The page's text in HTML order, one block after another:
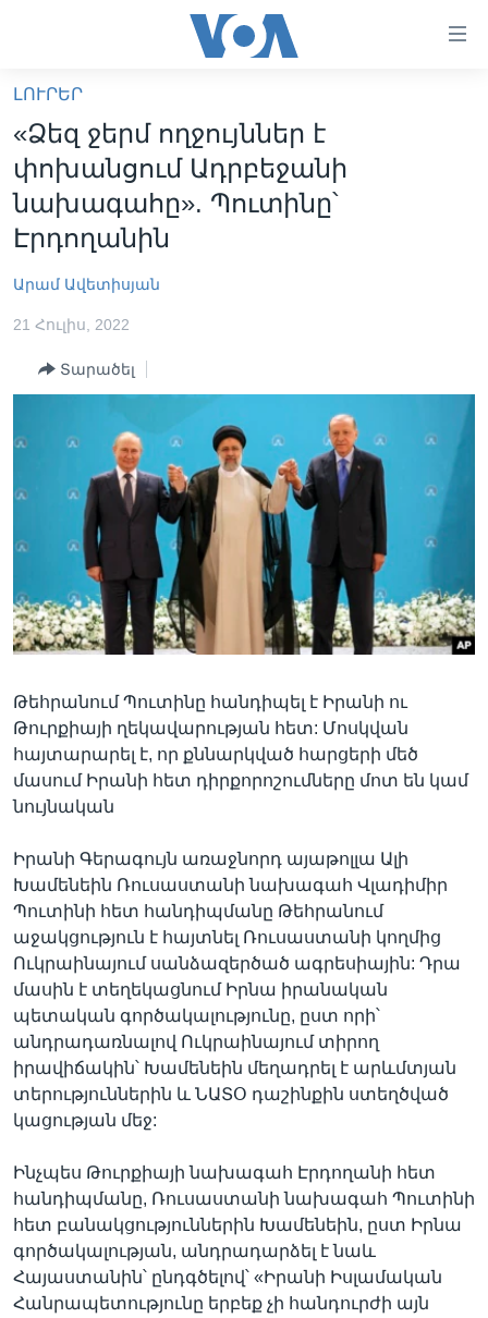
հիմնական
բովանդակությանը
անցնել
հիմնական
բովանդակությանը
հիմնական
ԼՈՒՐԵՐ
ՍՓՅՈՒՌՔ
ՏԵՍԱՆՅՈՒԹԵՐ
ԿԱՊ ՄԵԶ ՀԵՏ
ՀԵՏԵՒԵՔ ՄԵԶ
Լեզուներ
ԼՈՒՐԵՐ
«Ձեզ ջերմ ողջույններ է
փոխանցում Ադրբեջանի
նախագահը». Պուտինը՝
Էրդողանին
Արամ Ավետիսյան
21 Հուլիս, 2022
Տարածել
Թեհրանում Պուտինը հանդիպել է Իրանի ու
Թուրքիայի ղեկավարության հետ: Մոսկվան
հայտարարել է, որ քննարկված հարցերի մեծ
մասում Իրանի հետ դիրքորոշումները մոտ են կամ
նույնական
Իրանի Գերագույն առաջնորդ այաթոլլա Ալի
Խամենեին Ռուսաստանի նախագահ Վլադիմիր
Պուտինի հետ հանդիպմանը Թեհրանում
աջակցություն է հայտնել Ռուսաստանի կողմից
Ուկրաինայում սանձազերծած ագրեսիային: Դրա
մասին է տեղեկացնում Իրնա իրանական
պետական գործակալությունը, ըստ որի՝
անդրադառնալով Ուկրաինայում տիրող
իրավիճակին՝ Խամենեին մեղադրել է արևմտյան
տերություններին և ՆԱՏՕ դաշինքին ստեղծված
կացության մեջ:
Ինչպես Թուրքիայի նախագահ Էրդողանի հետ
հանդիպմանը, Ռուսաստանի նախագահ Պուտինի
հետ բանակցություններին Խամենեին, ըստ Իրնա
գործակալության, անդրադարձել է նաև
Հայաստանին՝ ընդգծելով՝ «Իրանի Իսլամական
Հանրապետությունը երբեք չի հանդուրժի այն